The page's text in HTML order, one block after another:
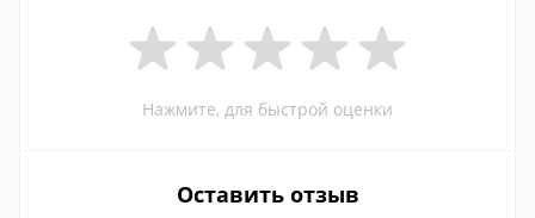
Нажмите, для быстрой оценки
Оставить отзыв